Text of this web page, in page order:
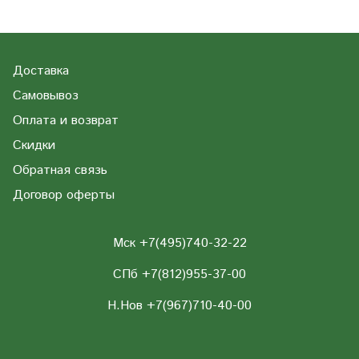
Доставка
Самовывоз
Оплата и возврат
Скидки
Обратная связь
Договор оферты
Мск +7(495)740-32-22
СПб +7(812)955-37-00
Н.Нов +7(967)710-40-00